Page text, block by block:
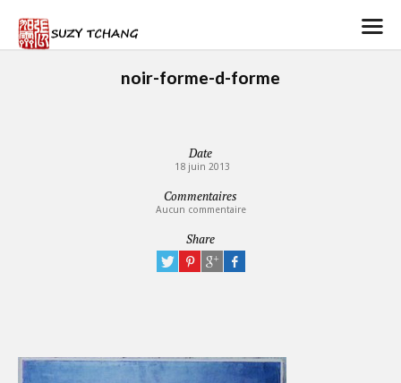
noir-forme-d-forme
Date
18 juin 2013
Commentaires
Aucun commentaire
Share